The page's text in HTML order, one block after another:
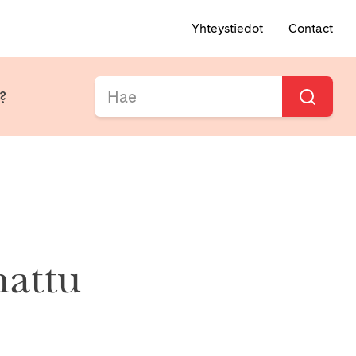
Yhteystiedot Contact